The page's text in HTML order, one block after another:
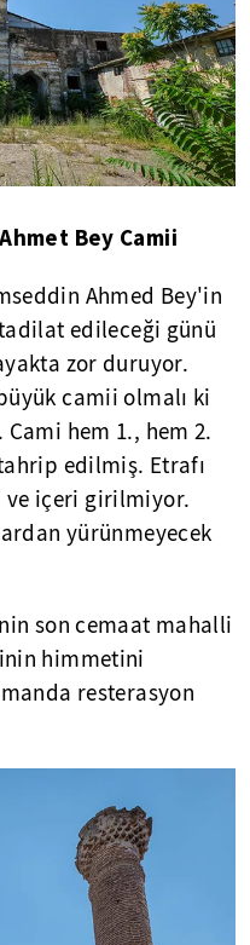
Bey Camii
Ahmed Bey'in
edileceği günü
zor duruyor.
camii olmalı ki
hem 1., hem 2.
edilmiş. Etrafı
içeri girilmiyor.
yürünmeyecek
son cemaat mahalli
himmetini
resterasyon